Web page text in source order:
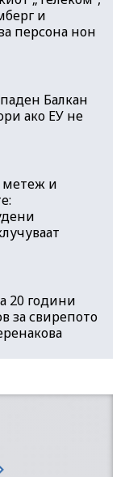
и
персона нон
Балкан
ако ЕУ не
метеж и
20 години
за свирепото